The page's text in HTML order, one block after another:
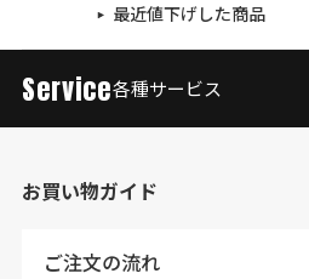
最近値下げした商品
Service各種サービス
お買い物ガイド
ご注文の流れ